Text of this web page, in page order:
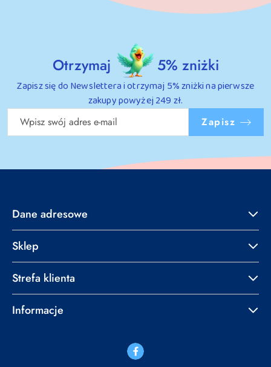
Otrzymaj 5% zniżki
Zapisz się do Newslettera i otrzymaj 5% zniżki na pierwsze
zakupy powyżej 249 zł.
Zapisz
Dane adresowe
Sklep
Strefa klienta
Informacje